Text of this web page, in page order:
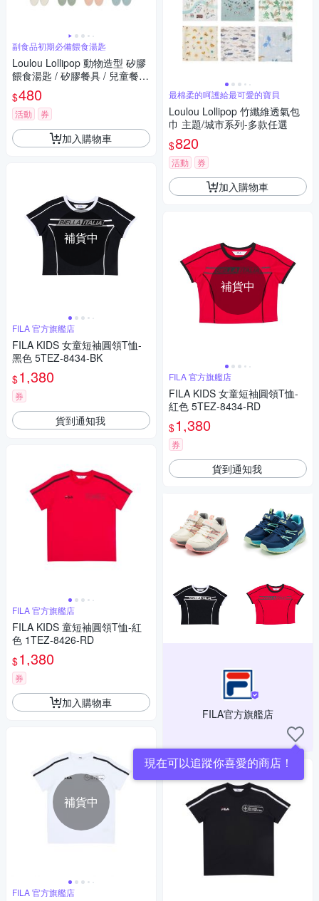
副食品初期必備餵食湯匙
Loulou Lollipop 動物造型 矽膠
餵食湯匙 / 矽膠餐具 / 兒童餐具
/ 學習餐具 2入組 多款可選
$480
活動 券
加入購物車
補貨中
FILA 官方旗艦店
FILA KIDS 女童短袖圓領T恤-
黑色 5TEZ-8434-BK
$1,380
券
貨到通知我
FILA 官方旗艦店
FILA KIDS 童短袖圓領T恤-紅
色 1TEZ-8426-RD
$1,380
券
加入購物車
補貨中
FILA 官方旗艦店
最棉柔的呵護給最可愛的寶貝
Loulou Lollipop 竹纖維透氣包
巾 主題/城市系列-多款任選
$820
活動 券
加入購物車
補貨中
FILA 官方旗艦店
FILA KIDS 女童短袖圓領T恤-
紅色 5TEZ-8434-RD
$1,380
券
貨到通知我
FILA官方旗艦店
現在可以追蹤你喜愛的商店！